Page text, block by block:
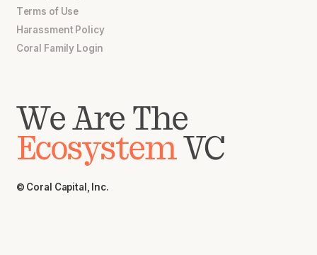
Terms of Use
Harassment Policy
Coral Family Login
We Are The
EcosystemVC
© Coral Capital, Inc.